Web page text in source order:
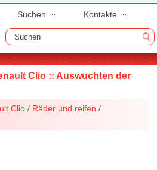
Suchen Kontakte
Clio :: Auswuchten der
Clio / Räder und reifen /